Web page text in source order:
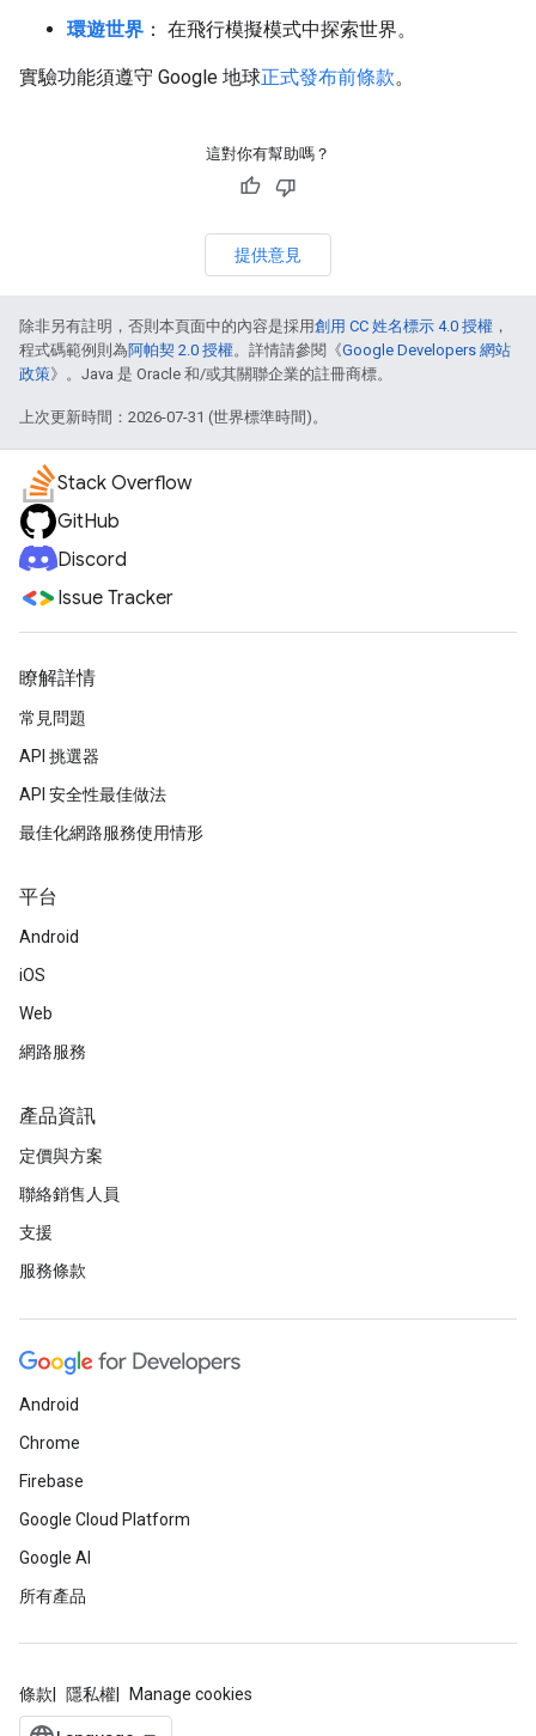
環遊世界 ： 在飛行模擬模式中探索世界。
實驗功能須遵守 Google 地球正式發布前條款。
這對你有幫助嗎？
提供意見
除非另有註明，否則本頁面中的內容是採用創用 CC 姓名標示 4.0 授權 ，
程式碼範例則為阿帕契 2.0 授權。詳情請參閱《Google Developers 網站
政策》。Java 是 Oracle 和/或其關聯企業的註冊商標。
上次更新時間：2026-07-31 (世界標準時間)。
Stack Overflow
GitHub
Discord
Issue Tracker
瞭解詳情
常見問題
API 挑選器
API 安全性最佳做法
最佳化網路服務使用情形
平台
Android
iOS
Web
網路服務
產品資訊
定價與方案
聯絡銷售人員
支援
服務條款
Android
Chrome
Firebase
Google Cloud Platform
Google AI
所有產品
條款 隱私權 Manage cookies